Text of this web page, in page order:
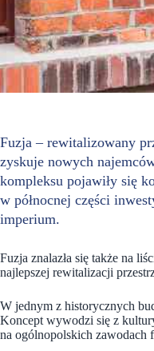
Fuzja – rewitalizowany
zyskuje nowych
kompleksu pojawiły się
w północnej części
imperium.
Fuzja znalazła się także na
najlepszej rewitalizacji
W jednym z historycznych
Koncept wywodzi się z
na ogólnopolskich zawodach